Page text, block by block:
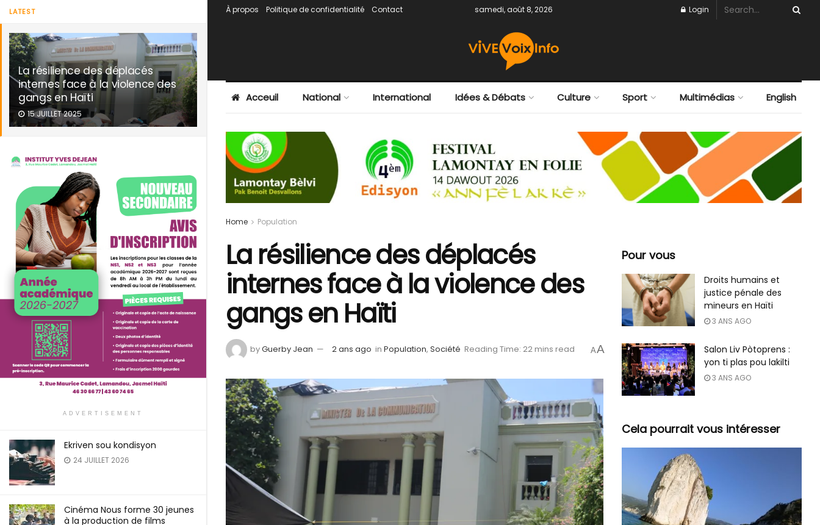
LATEST
La résilience des déplacés
internes face à la violence des
gangs en Haïti
15 JUILLET 2025
ADVERTISEMENT
Ekriven sou kondisyon
24 JUILLET 2026
Cinéma Nous forme 30 jeunes
à la production de films
À propos Politique de confidentialité Contact samedi, août 8, 2026 Login
Acceuil National International Idées & Débats Culture Sport Multimédias English
Home Population
La résilience des déplacés
internes face à la violence des
gangs en Haïti
byGuerby Jean 2 ans ago in Population,Société Reading Time: 22 mins read AA
Pour vous
Droits humains et
justice pénale des
mineurs en Haïti
3 ANS AGO
Salon Liv Pòtoprens :
yon ti plas pou lakilti
3 ANS AGO
Cela pourrait vous intéresser